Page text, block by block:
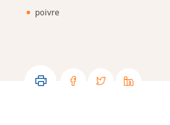
poivre